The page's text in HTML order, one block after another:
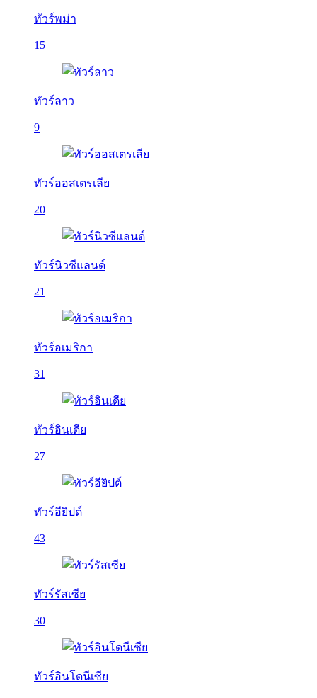
ทัวร์พม่า
15
ทัวร์ลาว
9
ทัวร์ออสเตรเลีย
20
ทัวร์นิวซีแลนด์
21
ทัวร์อเมริกา
31
ทัวร์อินเดีย
27
ทัวร์อียิปต์
43
ทัวร์รัสเซีย
30
ทัวร์อินโดนีเซีย